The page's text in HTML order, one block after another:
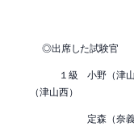
◎出席した試験官
１級 小野（津山
（津山西）
定森（奈